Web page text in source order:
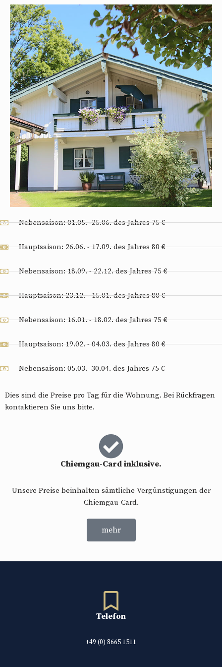
Nebensaison: 01.05. -25.06. des Jahres 75 €
Hauptsaison: 26.06. - 17.09. des Jahres 80 €
Nebensaison: 18.09. - 22.12. des Jahres 75 €
Hauptsaison: 23.12. - 15.01. des Jahres 80 €
Nebensaison: 16.01. - 18.02. des Jahres 75 €
Hauptsaison: 19.02. - 04.03. des Jahres 80 €
Nebensaison: 05.03.- 30.04. des Jahres 75 €
Dies sind die Preise pro Tag für die Wohnung. Bei Rückfragen
kontaktieren Sie uns bitte.
Chiemgau-Card inklusive.
Unsere Preise beinhalten sämtliche Vergünstigungen der
Chiemgau-Card.
mehr
Telefon
+49 (0) 8665 1511